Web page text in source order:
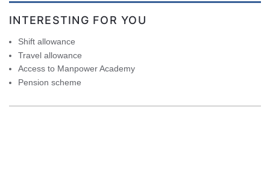
INTERESTING FOR YOU
Shift allowance
Travel allowance
Access to Manpower Academy
Pension scheme